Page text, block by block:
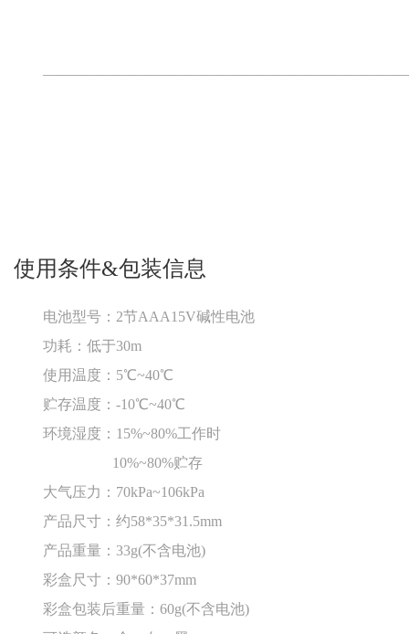
使用条件&包装信息
电池型号：2节AAA15V碱性电池
功耗：低于30m
使用温度：5℃~40℃
贮存温度：-10℃~40℃
环境湿度：15%~80%工作时
10%~80%贮存
大气压力：70kPa~106kPa
产品尺寸：约58*35*31.5mm
产品重量：33g(不含电池)
彩盒尺寸：90*60*37mm
彩盒包装后重量：60g(不含电池)